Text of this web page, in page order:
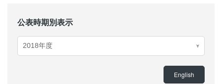
公表時期別表示
English